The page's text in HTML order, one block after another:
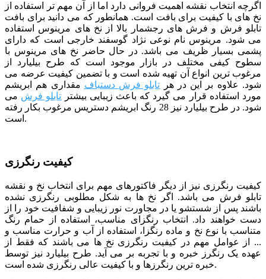
اگرچه انتخاب نقشه اهمیت فروانی دارد اما از آن مهم تر استفاده از
نخ های با کیفیت برای بافت است. همانطور که می دانید برای بافت
تابلو فرش و فرش های رجشمار بالا از نخ های مرینوس استفاده
می شود. مرینوس نام نوعی نژاد گوسفند خارجی است که دارای
پشمی بسیار ظریف می باشد. در حال حاضر نخ های مرینوس با
سطوح کیفی مختلف در بازار موجود است که طرح بیلیارد از
مرغوب ترین انواع آن تهیه شده است و با تضمین کیفیت عرضه می
شود. علاوه بر این در هر تابلو فرش دستباف مقداری هم ابریشم
مورد استفاده قرار می گیرد که باعث زیبایی بیشتر
تابلو فرش می
شود. در طرح بیلیارد نیز 28 رنگ ابریشم دستریس مرغوب بکار رفته
است.
کیفیت رنگرزی
کیفیت رنگرزی نیز از دیگر فاکتورهای مهم برای انتخاب نخ و نقشه
تابلو فرش می باشد. اگر نخ ها به شکل مطلوبی رنگرزی نشده
باشند پس از شستشو یا در مجاورت نور زیبایی و شفافیت خود را از
دست خواهند داد. انتخاب رنگزای مناسب، استفاده از حمام رنگ
متناسب با نوع نخ و ماده رنگزا، استفاده از آب و حرارت مناسب و
... از عوامل مهم در کیفیت رنگرزی نخ ها می باشند که فقط از
عهده یک رنگرز خبره و با تجربه بر می آید. طرح بیلیارد نیز توسط
خبره ترین رنگرزها و با کیفیت عالی رنگرزی شده است.